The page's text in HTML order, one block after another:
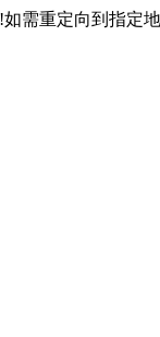
需重定向到指定